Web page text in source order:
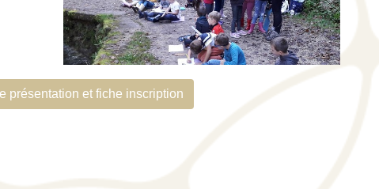
présentation et fiche inscription